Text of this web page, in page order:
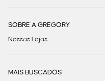
SOBRE A GREGORY
Nossas Lojas
MAIS BUSCADOS